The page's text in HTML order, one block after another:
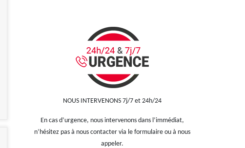
NOUS INTERVENONS 7j/7 et 24h/24
En cas d’urgence, nous intervenons dans l’immédiat,
n’hésitez pas à nous contacter via le formulaire ou à nous
appeler.